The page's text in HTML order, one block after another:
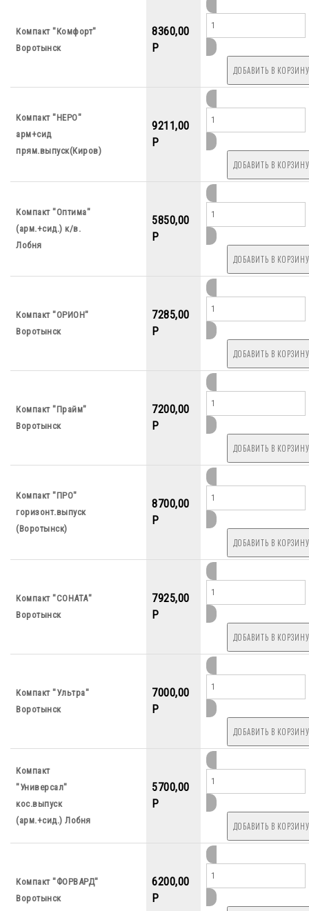
Компакт "Комфорт"
Воротынск
8360,00
P
Компакт "НЕРО"
арм+сид
прям.выпуск(Киров)
9211,00
P
Компакт "Оптима"
(арм.+сид.) к/в.
Лобня
5850,00
P
Компакт "ОРИОН"
Воротынск
7285,00
P
Компакт "Прайм"
Воротынск
7200,00
P
Компакт "ПРО"
горизонт.выпуск
(Воротынск)
8700,00
P
Компакт "СОНАТА"
Воротынск
7925,00
P
Компакт "Ультра"
Воротынск
7000,00
P
Компакт
"Универсал"
кос.выпуск
(арм.+сид.) Лобня
5700,00
P
Компакт "ФОРВАРД"
Воротынск
6200,00
P